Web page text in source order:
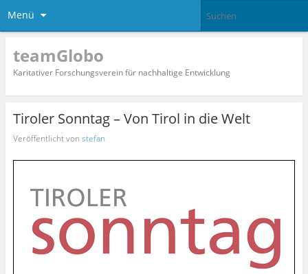
Menü
teamGlobo
Karitativer Forschungsverein für nachhaltige Entwicklung
Tiroler Sonntag – Von Tirol in die Welt
Veröffentlicht von stefan